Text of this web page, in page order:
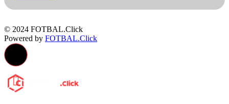
© 2024 FOTBAL.Click
Powered by FOTBAL.Click